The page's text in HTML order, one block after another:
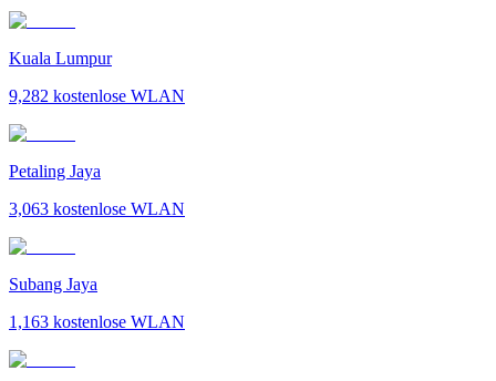
Kuala Lumpur
9,282 kostenlose WLAN
Petaling Jaya
3,063 kostenlose WLAN
Subang Jaya
1,163 kostenlose WLAN